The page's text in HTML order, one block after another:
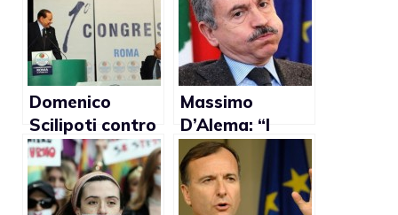
Domenico
Scilipoti contro
i matrimoni gay:
“La famiglia è
quella fondata
Massimo
D’Alema: “I
diritti gay
possono
attendere,